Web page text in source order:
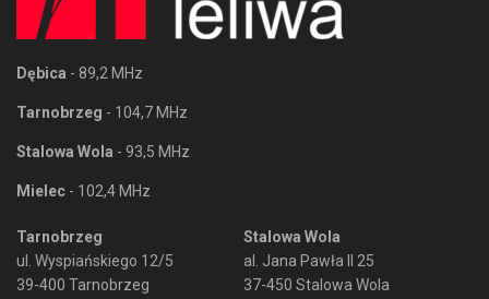
Dębica - 89,2 MHz
Tarnobrzeg - 104,7 MHz
Stalowa Wola - 93,5 MHz
Mielec - 102,4 MHz
Tarnobrzeg
ul. Wyspiańskiego 12/5
39-400 Tarnobrzeg
Stalowa Wola
al. Jana Pawła II 25
37-450 Stalowa Wola